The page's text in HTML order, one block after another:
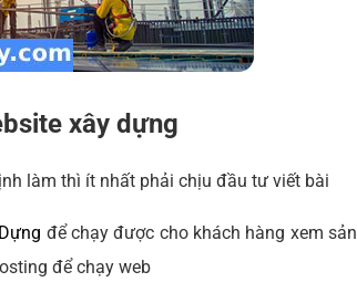
xây dựng
làm thì ít nhất phải chịu đầu tư viết bài
để chạy được cho khách hàng xem sản
để chạy web